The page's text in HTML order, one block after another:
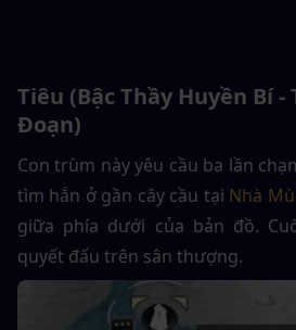
Tiêu (Bậc Thầy Huyền Bí -
Đoạn)
Con trùm này yêu cầu ba lần
tìm hắn ở gần cây cầu tại Nhà
giữa phía dưới của bản đồ.
quyết đấu trên sân thượng.